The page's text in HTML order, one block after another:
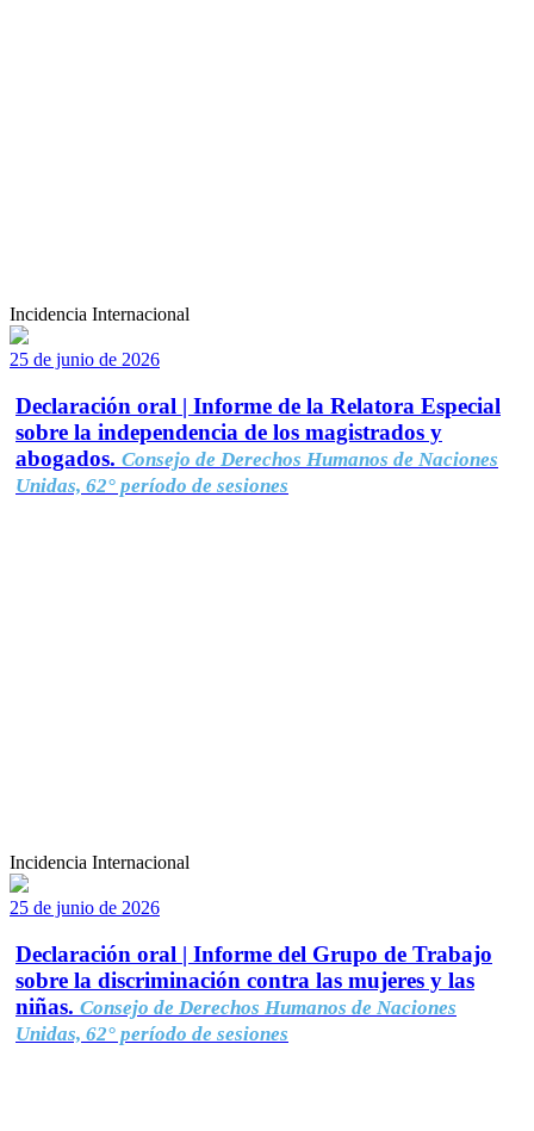
Incidencia Internacional
25 de junio de 2026
Declaración oral | Informe de la Relatora Especial
sobre la independencia de los magistrados y
abogados. Consejo de Derechos Humanos de Naciones
Unidas, 62° período de sesiones
Incidencia Internacional
25 de junio de 2026
Declaración oral | Informe del Grupo de Trabajo
sobre la discriminación contra las mujeres y las
niñas. Consejo de Derechos Humanos de Naciones
Unidas, 62° período de sesiones